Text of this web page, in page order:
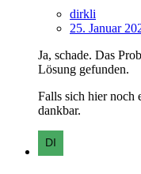
dirkli
25. Januar
Ja, schade. Das
Lösung gefunden.
Falls sich hier noch
dankbar.